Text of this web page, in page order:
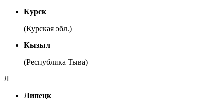
Курск
(Курская обл.)
Кызыл
(Республика Тыва)
Л
Липецк